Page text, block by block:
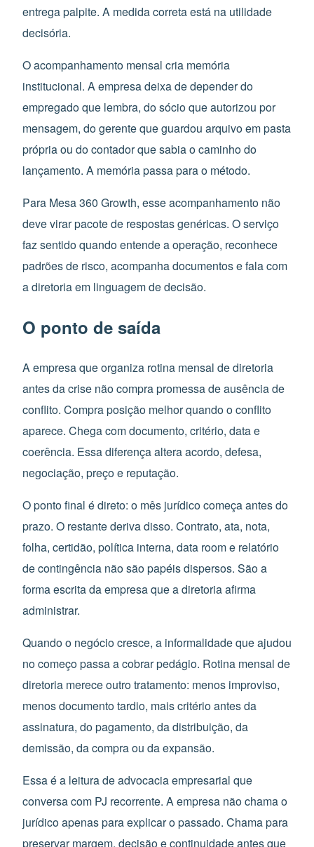
entrega palpite. A medida correta está na utilidade
decisória.
O acompanhamento mensal cria memória
institucional. A empresa deixa de depender do
empregado que lembra, do sócio que autorizou por
mensagem, do gerente que guardou arquivo em pasta
própria ou do contador que sabia o caminho do
lançamento. A memória passa para o método.
Para Mesa 360 Growth, esse acompanhamento não
deve virar pacote de respostas genéricas. O serviço
faz sentido quando entende a operação, reconhece
padrões de risco, acompanha documentos e fala com
a diretoria em linguagem de decisão.
O ponto de saída
A empresa que organiza rotina mensal de diretoria
antes da crise não compra promessa de ausência de
conflito. Compra posição melhor quando o conflito
aparece. Chega com documento, critério, data e
coerência. Essa diferença altera acordo, defesa,
negociação, preço e reputação.
O ponto final é direto: o mês jurídico começa antes do
prazo. O restante deriva disso. Contrato, ata, nota,
folha, certidão, política interna, data room e relatório
de contingência não são papéis dispersos. São a
forma escrita da empresa que a diretoria afirma
administrar.
Quando o negócio cresce, a informalidade que ajudou
no começo passa a cobrar pedágio. Rotina mensal de
diretoria merece outro tratamento: menos improviso,
menos documento tardio, mais critério antes da
assinatura, do pagamento, da distribuição, da
demissão, da compra ou da expansão.
Essa é a leitura de advocacia empresarial que
conversa com PJ recorrente. A empresa não chama o
jurídico apenas para explicar o passado. Chama para
preservar margem, decisão e continuidade antes que